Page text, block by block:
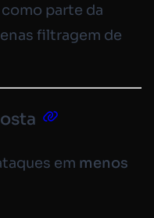
parte da
filtragem de
em menos